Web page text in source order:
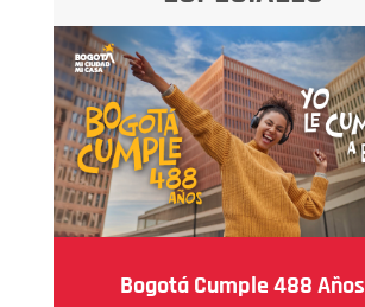
Bogotá Cumple 488 Años